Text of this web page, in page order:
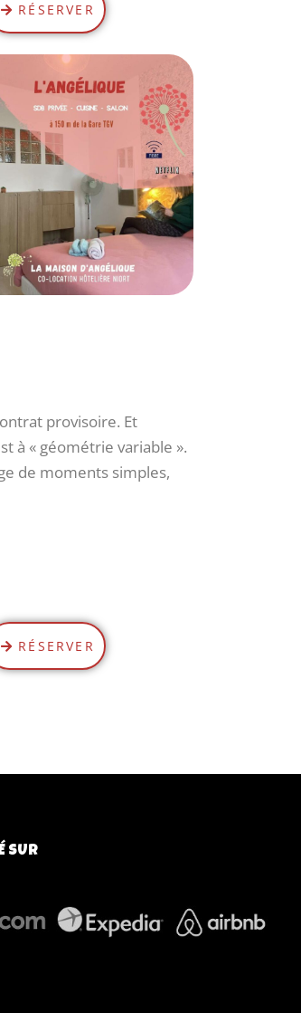
RÉSERVER
provisoire. Et
à « géométrie variable ».
de moments simples,
RÉSERVER
SUR